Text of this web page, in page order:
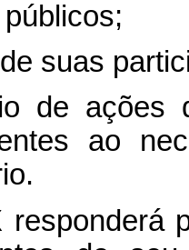
suas
de ações
ao
responderá